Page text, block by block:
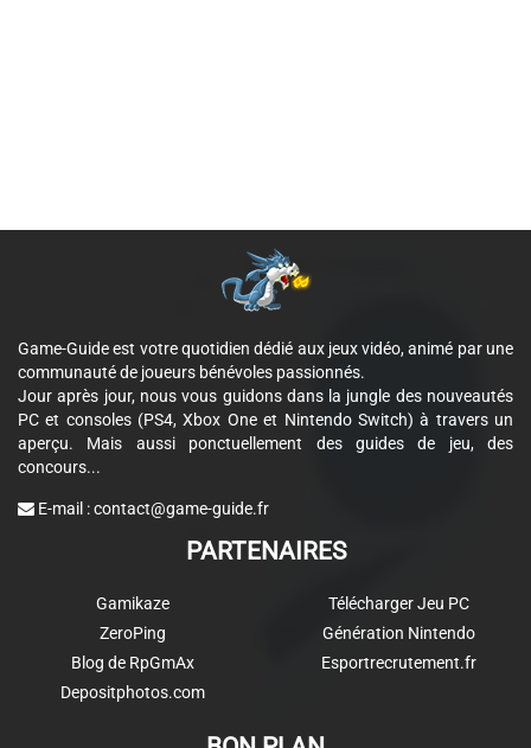
Game-Guide est votre quotidien dédié aux jeux vidéo, animé par une
communauté de joueurs bénévoles passionnés.
Jour après jour, nous vous guidons dans la jungle des nouveautés
PC et consoles (PS4, Xbox One et Nintendo Switch) à travers un
aperçu. Mais aussi ponctuellement des guides de jeu, des
concours...
E-mail :contact@game-guide.fr
PARTENAIRES
Gamikaze
ZeroPing
Blog de RpGmAx
Depositphotos.com
Télécharger Jeu PC
Génération Nintendo
Esportrecrutement.fr